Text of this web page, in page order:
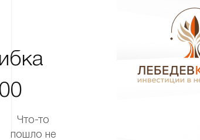
Что-то
пошло не